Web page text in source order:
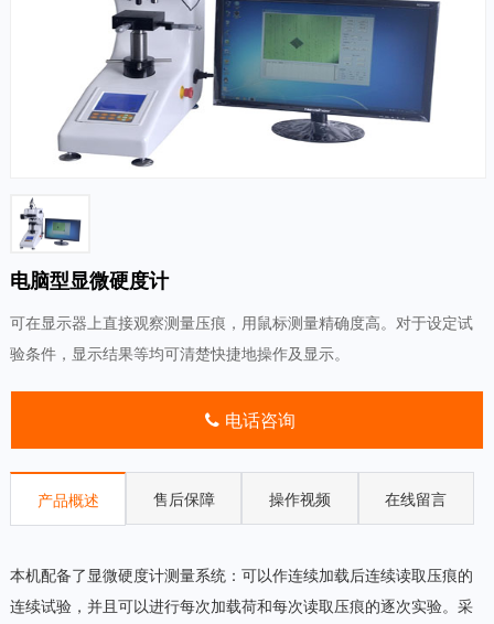
电脑型显微硬度计
可在显示器上直接观察测量压痕，用鼠标测量精确度高。对于设定试
验条件，显示结果等均可清楚快捷地操作及显示。
电话咨询
产品概述 售后保障 操作视频 在线留言
本机配备了显微硬度计测量系统：可以作连续加载后连续读取压痕的
连续试验，并且可以进行每次加载荷和每次读取压痕的逐次实验。采